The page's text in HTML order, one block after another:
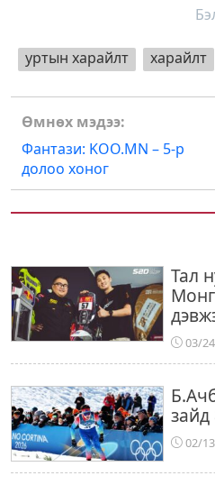
Тал
03/
02/
уртын харайлт харайлт
Post
navigation
Өмнөх мэдээ:
Фантази: KOO.MN – 5-р
долоо хоног